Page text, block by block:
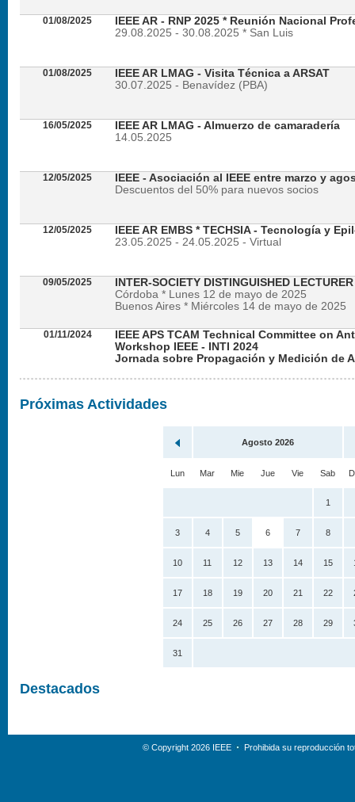
01/08/2025
IEEE AR - RNP 2025 * Reunión Nacional
29.08.2025 - 30.08.2025 * San Luis
01/08/2025
IEEE AR LMAG - Visita Técnica a ARSAT
30.07.2025 - Benavídez (PBA)
16/05/2025
IEEE AR LMAG - Almuerzo de camaradería
14.05.2025
12/05/2025
IEEE - Asociación al IEEE entre marzo y
Descuentos del 50% para nuevos socios
12/05/2025
IEEE AR EMBS * TECHSIA - Tecnología y
23.05.2025 - 24.05.2025 - Virtual
09/05/2025
INTER-SOCIETY DISTINGUISHED
Córdoba * Lunes 12 de mayo de 2025
Buenos Aires * Miércoles 14 de mayo de 2025
01/11/2024
IEEE APS TCAM Technical Committee on
Workshop IEEE - INTI 2024
Jornada sobre Propagación y Medición de
Próximas Actividades
Agosto 2026
Lun Mar Mie Jue Vie Sab
1
3 4 5 6 7 8
10 11 12 13 14 15
17 18 19 20 21 22
24 25 26 27 28 29
31
Destacados
© Copyright 2026 IEEE Prohibida su reproducción